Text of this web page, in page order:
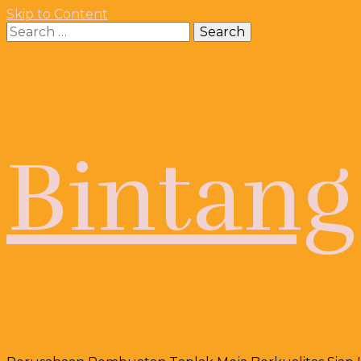
Skip to Content
Search
for:
Bintang